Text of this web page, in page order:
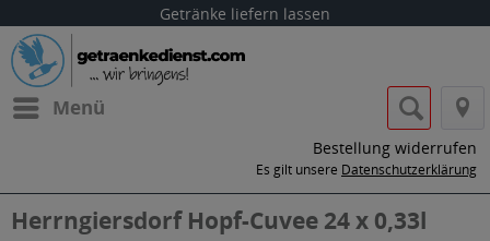
Getränke liefern lassen
Menü
Bestellung widerrufen
Es gilt unsere Datenschutzerklärung
Herrngiersdorf Hopf-Cuvee 24 x 0,33l